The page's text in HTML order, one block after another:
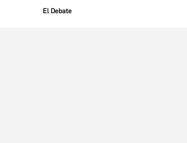
El Debate